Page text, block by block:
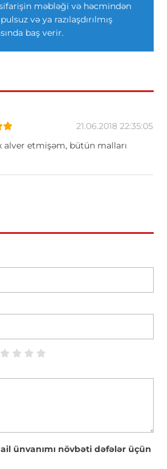
sifarişin məbləği və həcmindən
və ya razılaşdırılmış
baş verir.
21.06.2018 22:35:05
alver etmişəm, bütün malları
ünvanımı növbəti dəfələr üçün